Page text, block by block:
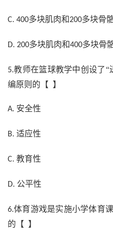
C. 400多块肌肉和200多块骨
D. 200多块肌肉和400多块骨
5.教师在篮球教学中创设了“
编原则的【 】
A. 安全性
B. 适应性
C. 教育性
D. 公平性
6.体育游戏是实施小学体育
的【 】